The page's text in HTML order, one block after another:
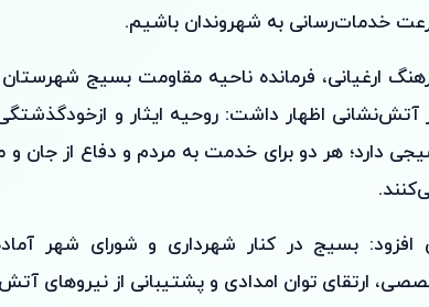
خدمات‌رسانی به شهروندان باشیم.
ارغیانی، فرمانده ناحیه مقاومت بسیج
آتش‌نشانی اظهار داشت: روحیه ایثار و
دارد؛ هر دو برای خدمت به مردم و دفاع از جان
افزود: بسیج در کنار شهرداری و شورای شهر
ارتقای توان امدادی و پشتیبانی از نیروهای